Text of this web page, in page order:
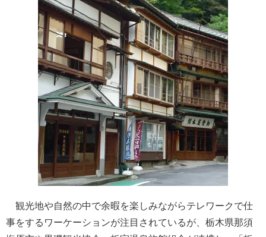
観光地や自然の中で余暇を楽しみながらテレワークで仕
事をするワーケーションが注目されているが、栃木県那須